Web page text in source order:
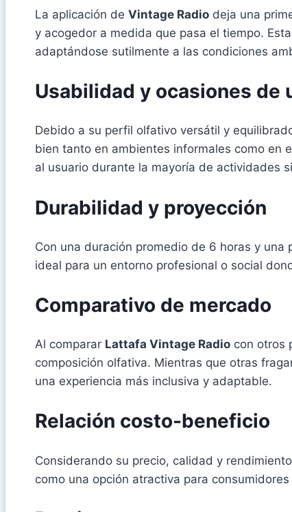
La aplicación de Vintage Radio deja una
y acogedor a medida que pasa el tiempo.
adaptándose sutilmente a las condiciones
Usabilidad y ocasiones de
Debido a su perfil olfativo versátil y
bien tanto en ambientes informales como en
al usuario durante la mayoría de actividades
Durabilidad y proyección
Con una duración promedio de 6 horas y una
ideal para un entorno profesional o social
Comparativo de mercado
Al comparar Lattafa Vintage Radio con otros
composición olfativa. Mientras que otras
una experiencia más inclusiva y adaptable.
Relación costo-beneficio
Considerando su precio, calidad y
como una opción atractiva para